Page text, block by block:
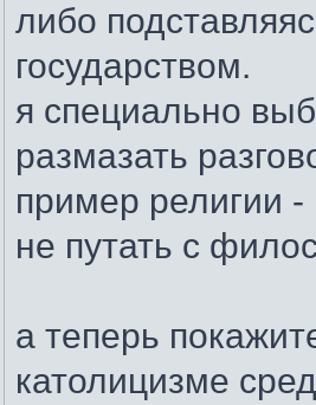
либо
государством.
я специально
размазать
пример религии
не путать с
а теперь
католицизме